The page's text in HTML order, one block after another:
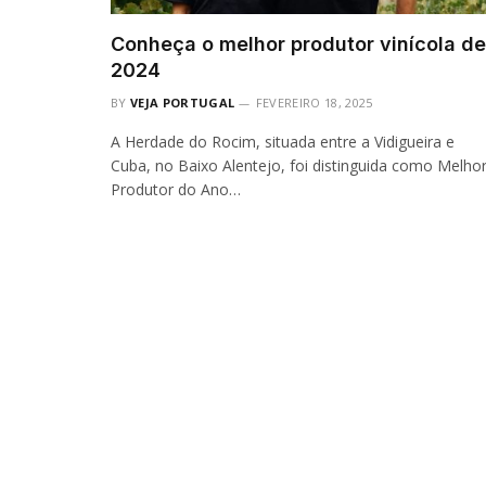
Conheça o melhor produtor vinícola de
2024
BY VEJA PORTUGAL FEVEREIRO 18, 2025
A Herdade do Rocim, situada entre a Vidigueira e
Cuba, no Baixo Alentejo, foi distinguida como Melhor
Produtor do Ano…